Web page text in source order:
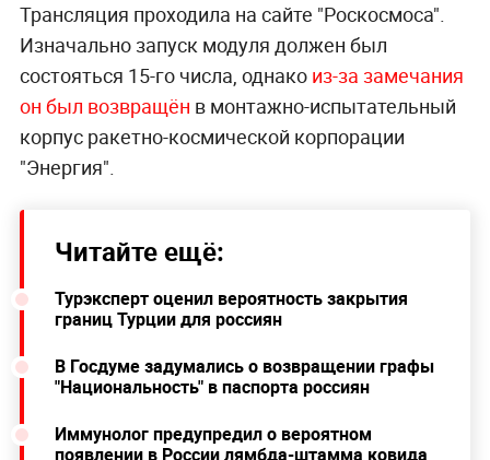
Трансляция проходила на сайте "Роскосмоса".
Изначально запуск модуля должен был
состояться 15-го числа, однако из-за замечания
он был возвращён в монтажно-испытательный
корпус ракетно-космической корпорации
"Энергия".
Читайте ещё:
Турэксперт оценил вероятность закрытия
границ Турции для россиян
В Госдуме задумались о возвращении графы
"Национальность" в паспорта россиян
Иммунолог предупредил о вероятном
появлении в России лямбда-штамма ковида